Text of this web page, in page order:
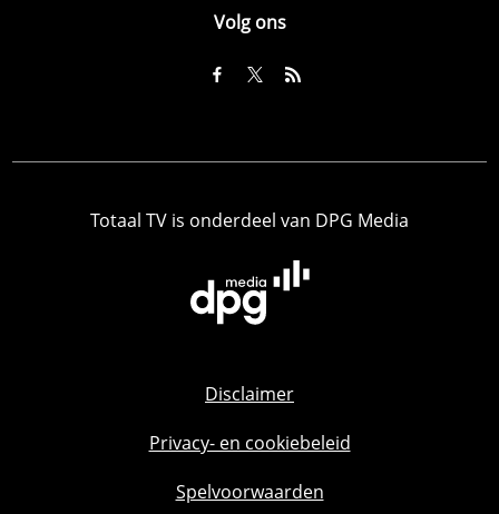
Volg ons
Totaal TV is onderdeel van DPG Media
Disclaimer
Privacy- en cookiebeleid
Spelvoorwaarden